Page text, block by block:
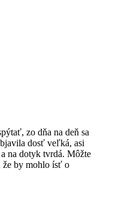
zo dňa na deň sa
dosť veľká, asi
na dotyk tvrdá. Môžte
že by mohlo ísť o